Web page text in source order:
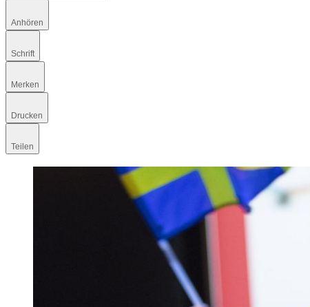
Anhören
Schrift
Merken
Drucken
Teilen